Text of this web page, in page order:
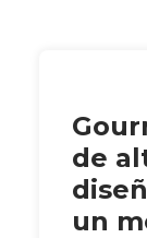
de
un